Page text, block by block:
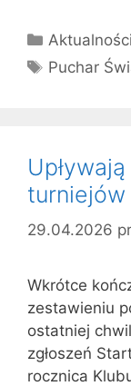
Kategorie
Aktualności
Tagi
Puchar
turniejów
29.04.2026
Wkrótce
zestawieniu
ostatniej
zgłoszeń
rocznica